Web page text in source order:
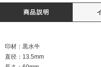
商品説明
印材：黒水牛
直径：13.5mm